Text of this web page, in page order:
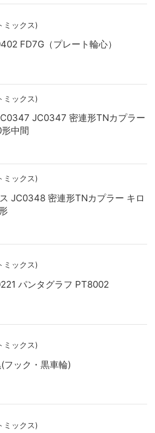
ミックス)
FD7G（プレート輪心）
ミックス)
JC0347 密連形TNカプラー
中間
ミックス)
JC0348 密連形TNカプラー キロ
ミックス)
パンタグラフ PT8002
ミックス)
フック・黒車輪)
ミックス)